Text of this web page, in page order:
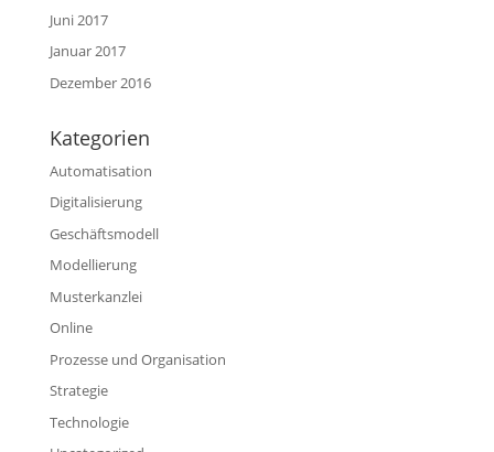
Juni 2017
Januar 2017
Dezember 2016
Kategorien
Automatisation
Digitalisierung
Geschäftsmodell
Modellierung
Musterkanzlei
Online
Prozesse und Organisation
Strategie
Technologie